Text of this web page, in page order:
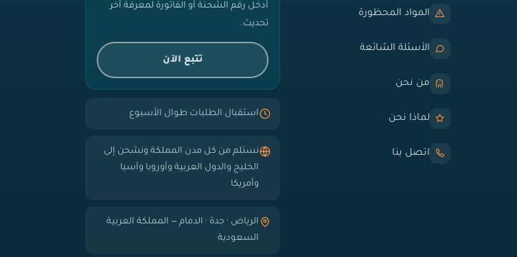
المواد المحظورة
الأسئلة الشائعة
من نحن
لماذا نحن
اتصل بنا
أدخل رقم الشحنة أو الفاتورة لمعرفة آخر
تحديث.
تتبع الآن
استقبال الطلبات طوال الأسبوع
نستلم من كل مدن المملكة ونشحن إلى
الخليج والدول العربية وأوروبا وآسيا
وأمريكا
الرياض · جدة · الدمام — المملكة العربية
السعودية